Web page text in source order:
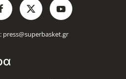
press@superbasket.gr